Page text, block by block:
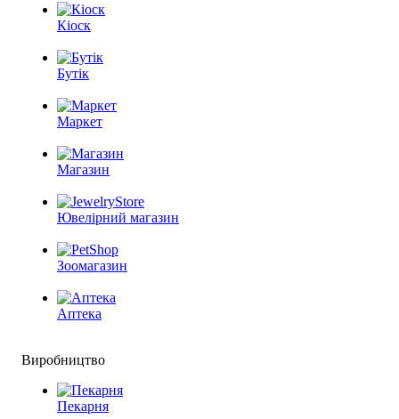
Кіоск
Бутік
Маркет
Магазин
Ювелірний магазин
Зоомагазин
Аптека
Виробництво
Пекарня